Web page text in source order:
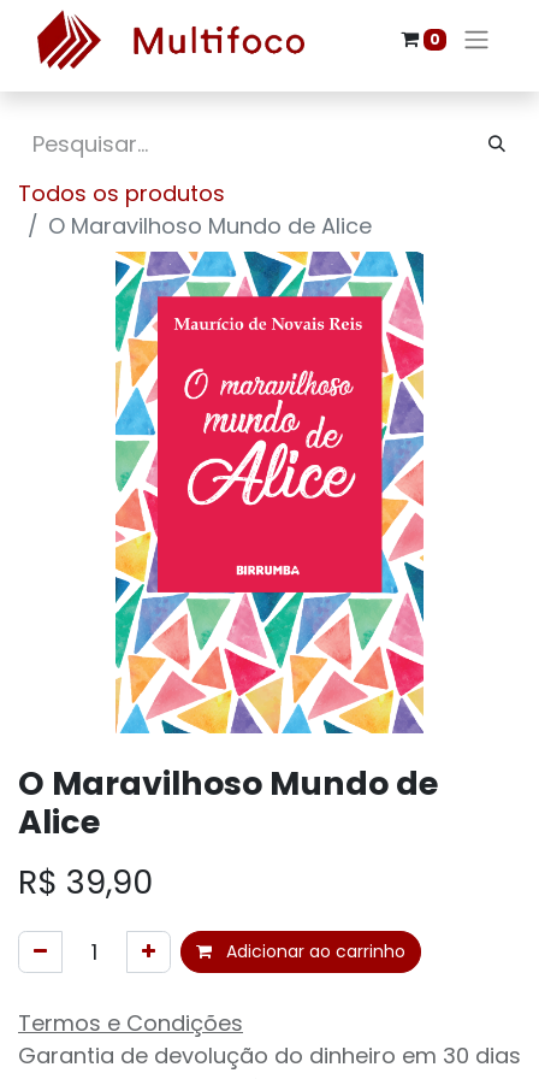
0
Todos os produtos
O Maravilhoso Mundo de Alice
O Maravilhoso Mundo de
Alice
R$ 39,90
Adicionar ao carrinho
Termos e Condições
Garantia de devolução do dinheiro em 30 dias